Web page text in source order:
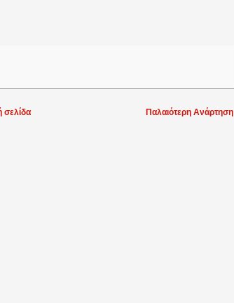
Παλαιότερη Ανάρτηση
σελίδα